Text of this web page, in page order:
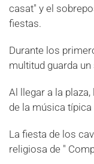
casat" y el
fiestas.
Durante los
multitud guarda
Al llegar a la
de la música típica
La fiesta de los
religiosa de "